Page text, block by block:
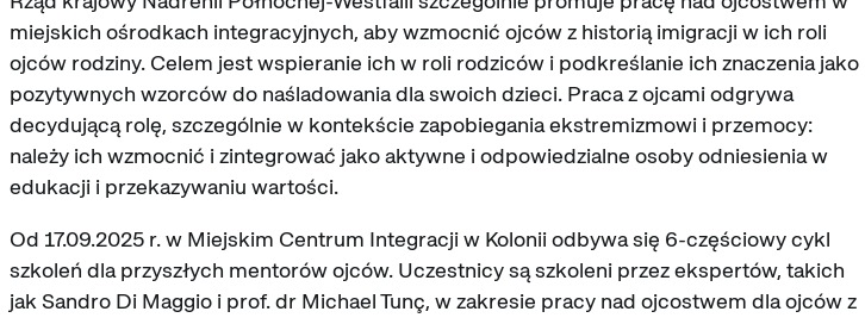
miejskich ośrodkach integracyjnych, aby wzmocnić ojców z historią imigracji w ich roli
ojców rodziny. Celem jest wspieranie ich w roli rodziców i podkreślanie ich znaczenia jako
pozytywnych wzorców do naśladowania dla swoich dzieci. Praca z ojcami odgrywa
decydującą rolę, szczególnie w kontekście zapobiegania ekstremizmowi i przemocy:
należy ich wzmocnić i zintegrować jako aktywne i odpowiedzialne osoby odniesienia w
edukacji i przekazywaniu wartości.
Od 17.09.2025 r. w Miejskim Centrum Integracji w Kolonii odbywa się 6-częściowy cykl
szkoleń dla przyszłych mentorów ojców. Uczestnicy są szkoleni przez ekspertów, takich
jak Sandro Di Maggio i prof. dr Michael Tunç, w zakresie pracy nad ojcostwem dla ojców z